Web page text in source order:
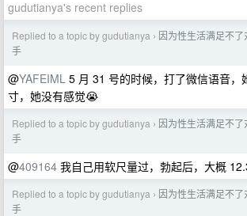
gudutianya's recent replies
Replied to a topic by gudutianya › 因为性生活满足不了
手
@YAFEIML 5 月 31 号的时候，打了微信语音，
寸，她没有感觉😭
Replied to a topic by gudutianya › 因为性生活满足不了
手
@409164 我自己用软尺量过，勃起后，大概
Replied to a topic by gudutianya › 因为性生活满足不了
手